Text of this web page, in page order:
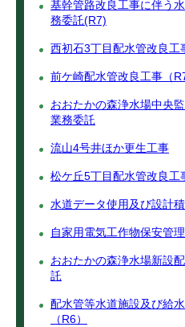
基幹管路改良工事に伴う
務委託(R7)
西初石3丁目配水管改良工
前ケ崎配水管改良工事（
おおたかの森浄水場中央
業務委託
流山4号井ほか更生工事
松ケ丘5丁目配水管改良工
水道データ使用及び設計
自家用電気工作物保安管
おおたかの森浄水場新設
託
配水管等水道施設及び給
（R6）